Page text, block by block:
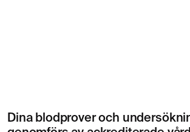
Dina blodprover och